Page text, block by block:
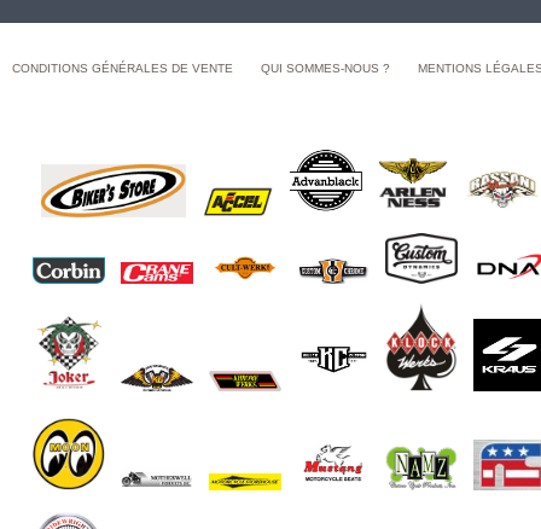
CONDITIONS GÉNÉRALES DE VENTE QUI SOMMES-NOUS ? MENTIONS